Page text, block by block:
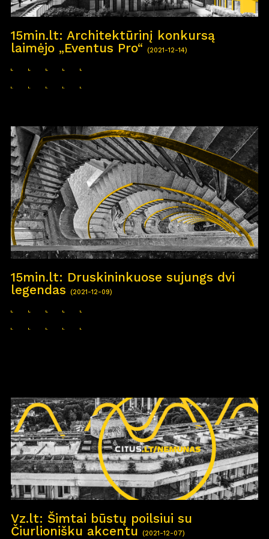
15min.lt: Architektūrinį konkursą
laimėjo „Eventus Pro“
(2021-12-14)
15min.lt: Druskininkuose sujungs dvi
legendas
(2021-12-09)
Vz.lt: Šimtai būstų poilsiui su
Čiurlionišku akcentu
(2021-12-07)